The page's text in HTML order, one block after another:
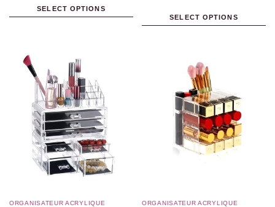
SELECT OPTIONS
SELECT OPTIONS
ORGANISATEUR ACRYLIQUE
ORGANISATEUR ACRYLIQUE